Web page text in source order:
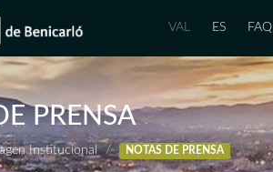
VAL ES FAQ
PRENSA
Institucional NOTAS DE PRENSA